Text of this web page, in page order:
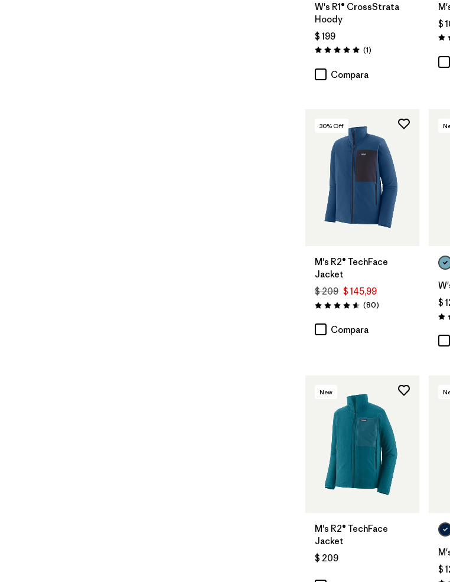
W's R1® CrossStrata
Hoody
$ 199
Valoración: 5.0 / 5
(1Comentarios
)
Compara
$
30% Off
M's R2® TechFace
Jacket
$ 209 $ 145,99
Valoración: 4.6 / 5
(80Comentarios
)
Compara
$
New
M's R2® TechFace
Jacket
$ 209
$